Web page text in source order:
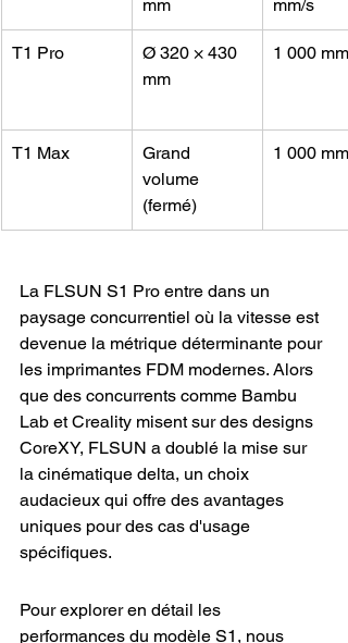
mm mm/s
T1 Pro
Ø 320 × 430
mm
1 000 mm/
T1 Max
Grand
volume
(fermé)
1 000 mm/
La FLSUN S1 Pro entre dans un
paysage concurrentiel où la vitesse est
devenue la métrique déterminante pour
les imprimantes FDM modernes. Alors
que des concurrents comme Bambu
Lab et Creality misent sur des designs
CoreXY, FLSUN a doublé la mise sur
la cinématique delta, un choix
audacieux qui offre des avantages
uniques pour des cas d'usage
spécifiques.
Pour explorer en détail les
performances du modèle S1, nous